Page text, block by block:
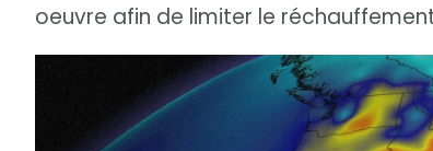
oeuvre afin de limiter le